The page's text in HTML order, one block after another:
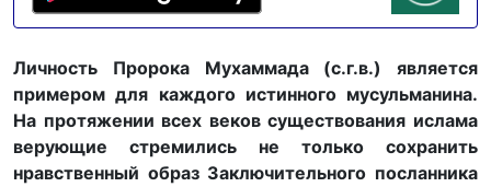
Личность Пророка Мухаммада (с.г.в.) является
примером для каждого истинного мусульманина.
На протяжении всех веков существования ислама
верующие стремились не только сохранить
нравственный образ Заключительного посланника